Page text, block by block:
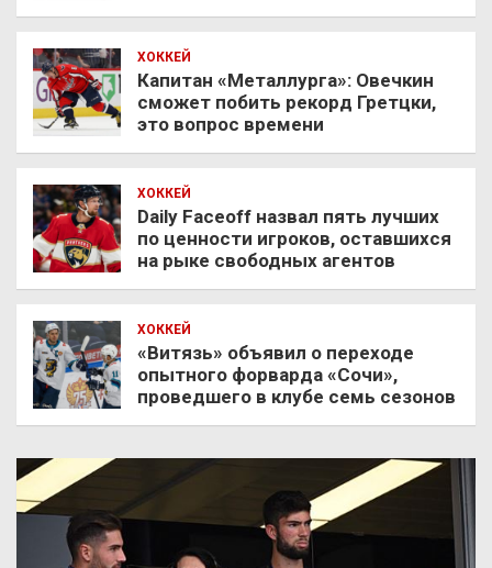
ХОККЕЙ
Капитан «Металлурга»: Овечкин
сможет побить рекорд Гретцки,
это вопрос времени
ХОККЕЙ
Daily Faceoff назвал пять лучших
по ценности игроков, оставшихся
на рыке свободных агентов
ХОККЕЙ
«Витязь» объявил о переходе
опытного форварда «Сочи»,
проведшего в клубе семь сезонов